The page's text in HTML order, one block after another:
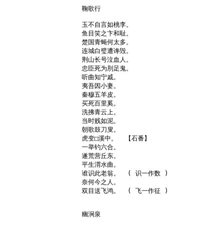
鞠歌行
玉不自言如桃李。
鱼目笑之卞和耻。
楚国青蝇何太多。
连城白璧遭谗毁。
荆山长号泣血人。
忠臣死为刖足鬼。
听曲知宁戚。
夷吾因小妻。
秦穆五羊皮。
买死百里奚。
洗拂青云上。
当时贱如泥。
朝歌鼓刀叟。
虎变□溪中。  【石番】
一举钓六合。
遂荒营丘东。
平生渭水曲。
谁识此老翁。  ( 识一作数 )
奈何今之人。
双目送飞鸿。  ( 飞一作征 )
幽涧泉